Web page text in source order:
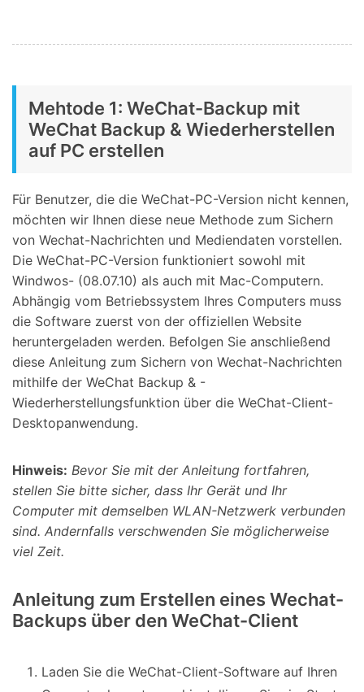
Mehtode 1: WeChat-Backup mit
WeChat Backup & Wiederherstellen
auf PC erstellen
Für Benutzer, die die WeChat-PC-Version nicht kennen,
möchten wir Ihnen diese neue Methode zum Sichern
von Wechat-Nachrichten und Mediendaten vorstellen.
Die WeChat-PC-Version funktioniert sowohl mit
Windwos- (08.07.10) als auch mit Mac-Computern.
Abhängig vom Betriebssystem Ihres Computers muss
die Software zuerst von der offiziellen Website
heruntergeladen werden. Befolgen Sie anschließend
diese Anleitung zum Sichern von Wechat-Nachrichten
mithilfe der WeChat Backup & -
Wiederherstellungsfunktion über die WeChat-Client-
Desktopanwendung.
Hinweis: Bevor Sie mit der Anleitung fortfahren,
stellen Sie bitte sicher, dass Ihr Gerät und Ihr
Computer mit demselben WLAN-Netzwerk verbunden
sind. Andernfalls verschwenden Sie möglicherweise
viel Zeit.
Anleitung zum Erstellen eines Wechat-
Backups über den WeChat-Client
Laden Sie die WeChat-Client-Software auf Ihren